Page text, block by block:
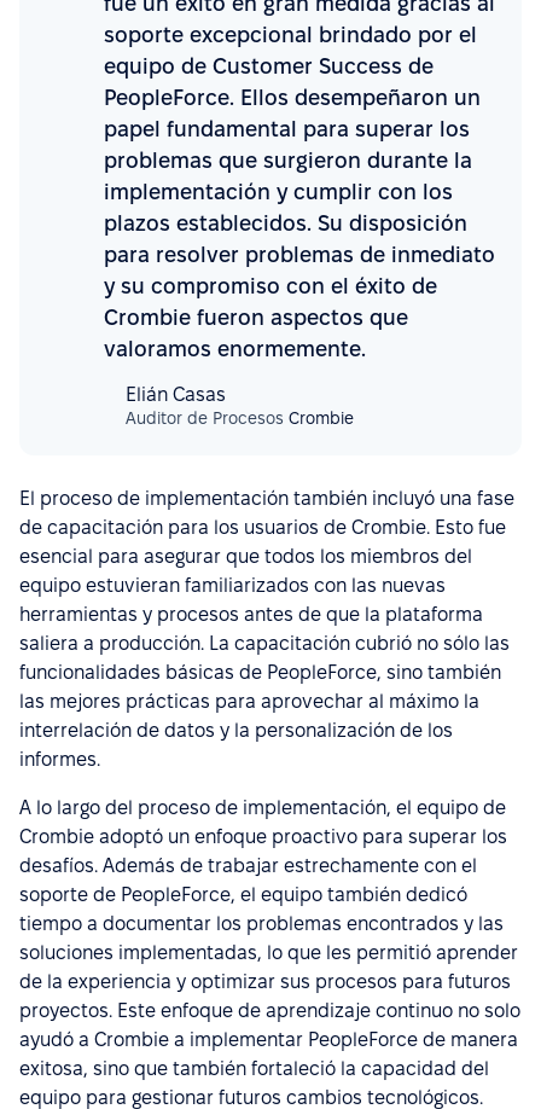
soporte excepcional brindado por el
equipo de Customer Success de
PeopleForce. Ellos desempeñaron un
papel fundamental para superar los
problemas que surgieron durante la
implementación y cumplir con los
plazos establecidos. Su disposición
para resolver problemas de inmediato
y su compromiso con el éxito de
Crombie fueron aspectos que
valoramos enormemente.
Elián Casas
Auditor de Procesos Crombie
El proceso de implementación también incluyó una fase
de capacitación para los usuarios de Crombie. Esto fue
esencial para asegurar que todos los miembros del
equipo estuvieran familiarizados con las nuevas
herramientas y procesos antes de que la plataforma
saliera a producción. La capacitación cubrió no sólo las
funcionalidades básicas de PeopleForce, sino también
las mejores prácticas para aprovechar al máximo la
interrelación de datos y la personalización de los
informes.
A lo largo del proceso de implementación, el equipo de
Crombie adoptó un enfoque proactivo para superar los
desafíos. Además de trabajar estrechamente con el
soporte de PeopleForce, el equipo también dedicó
tiempo a documentar los problemas encontrados y las
soluciones implementadas, lo que les permitió aprender
de la experiencia y optimizar sus procesos para futuros
proyectos. Este enfoque de aprendizaje continuo no solo
ayudó a Crombie a implementar PeopleForce de manera
exitosa, sino que también fortaleció la capacidad del
equipo para gestionar futuros cambios tecnológicos.